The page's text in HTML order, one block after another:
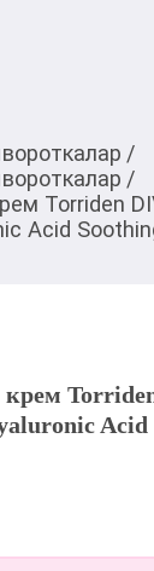
/
/
Torriden
Acid
Acid